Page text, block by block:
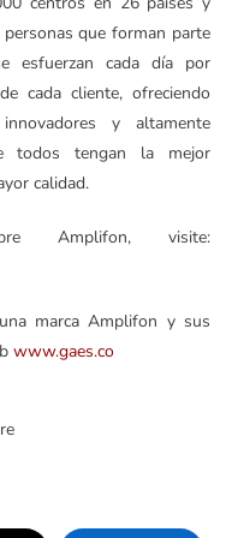
que forman parte
esfuerzan cada día por
cada cliente, ofreciendo
y altamente
todos tengan la mejor
calidad.
Amplifon, visite:
marca Amplifon y sus
www.gaes.co